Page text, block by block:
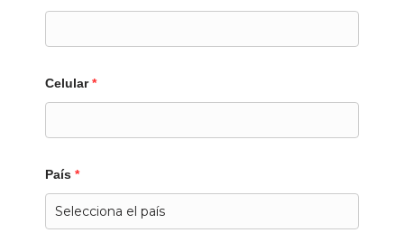
Celular *
País *